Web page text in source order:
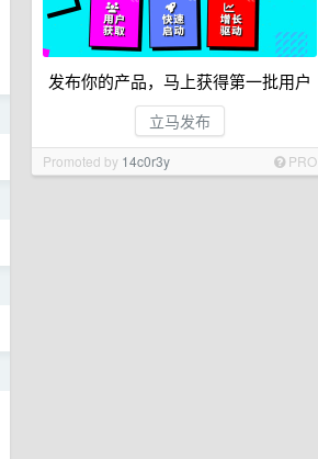
发布你的产品，马上获得第一批用户
立马发布
Promoted by 14c0r3y PRO